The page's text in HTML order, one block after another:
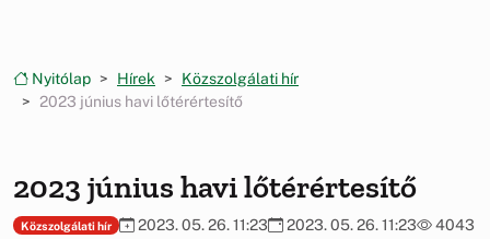
Nyitólap Hírek
Közszolgálati hír
2023 június havi lőtérértesítő
2023 június havi lőtérértesítő
Közszolgálati hír 2023. 05. 26. 11:23 2023. 05. 26. 11:23 4043